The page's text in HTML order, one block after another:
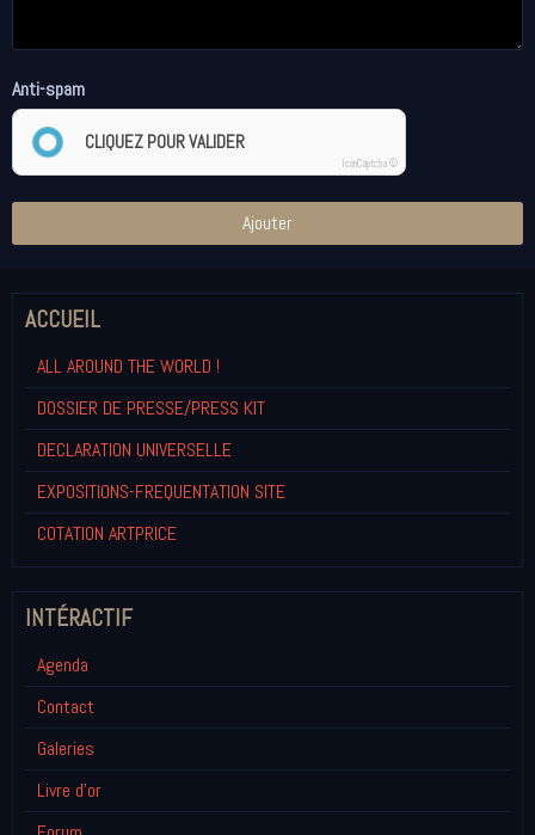
Anti-spam
CLIQUEZ POUR VALIDER
IconCaptcha ©
Ajouter
ACCUEIL
ALL AROUND THE WORLD !
DOSSIER DE PRESSE/PRESS KIT
DECLARATION UNIVERSELLE
EXPOSITIONS-FREQUENTATION SITE
COTATION ARTPRICE
INTÉRACTIF
Agenda
Contact
Galeries
Livre d'or